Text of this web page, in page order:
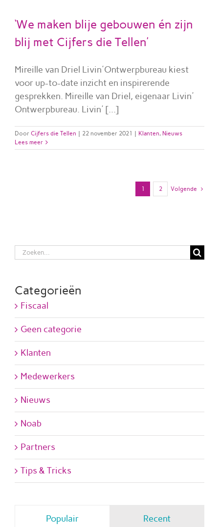
‘We maken blije gebouwen én zijn
blij met Cijfers die Tellen’
Mireille van Driel Livin'Ontwerpbureau kiest
voor up-to-date inzicht en inspirerende
gesprekken. Mireille van Driel, eigenaar Livin'
Ontwerpbureau. Livin' [...]
Door Cijfers die Tellen 22 november 2021 Klanten, Nieuws
Lees meer
1 2 Volgende
Zoeken
Categorieën
Fiscaal
Geen categorie
Klanten
Medewerkers
Nieuws
Noab
Partners
Tips & Tricks
Populair Recent